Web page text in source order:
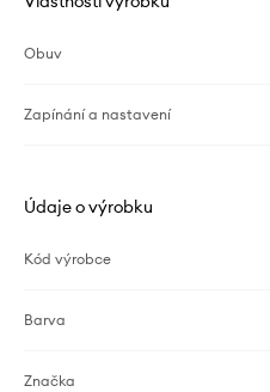
Obuv
Zapínání a nastavení
Údaje o výrobku
Kód výrobce
Barva
Značka